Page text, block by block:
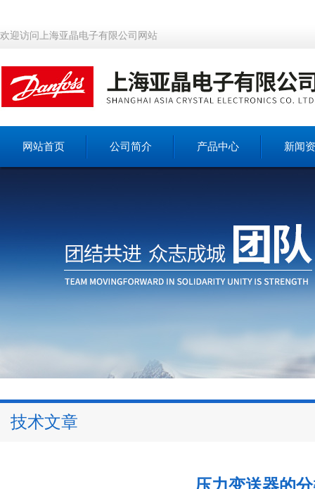
欢迎访问上海亚晶电子有限公司网站
网站首页 公司简介 产品中心 新闻
技术文章